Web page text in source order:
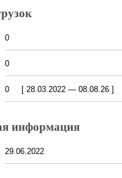
0
0
0 [ 28.03.2022 — 08.08.26 ]
информация
29.06.2022